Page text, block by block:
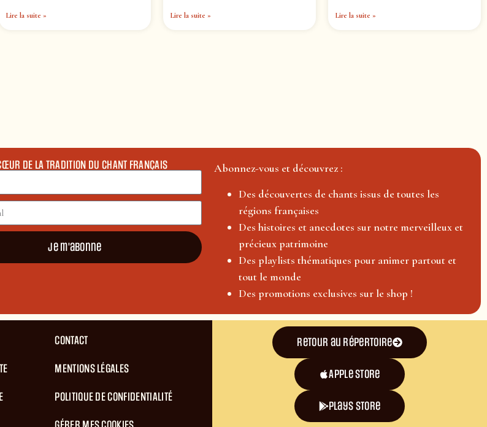
Lire la suite » Lire la suite » Lire la suite »
DE LA TRADITION DU CHANT FRANÇAIS
Je m'abonne
Abonnez-vous et découvrez :
Des découvertes de chants issus de toutes les
régions françaises
Des histoires et anecdotes sur notre merveilleux et
précieux patrimoine
Des playlists thématiques pour animer partout et
tout le monde
Des promotions exclusives sur le shop !
CONTACT
MENTIONS LÉGALES
POLITIQUE DE CONFIDENTIALITÉ
Retour au répertoire
Apple Store
plays store